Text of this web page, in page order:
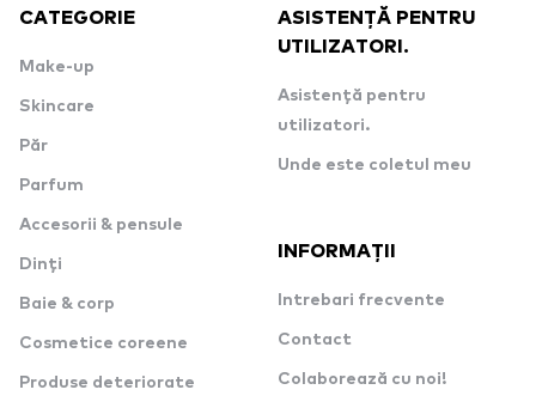
CATEGORIE
Make-up
Skincare
Păr
Parfum
Accesorii & pensule
Dinți
Baie & corp
Cosmetice coreene
Produse deteriorate
ASISTENȚĂ PENTRU
UTILIZATORI.
Asistență pentru
utilizatori.
Unde este coletul meu
INFORMAȚII
Intrebari frecvente
Contact
Colaborează cu noi!